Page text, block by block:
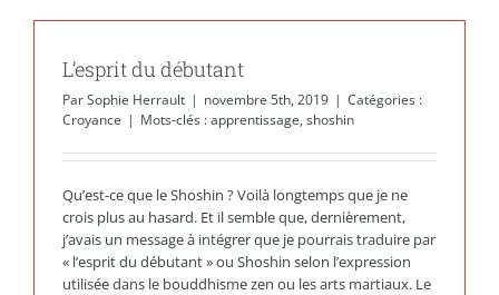
L’esprit du débutant
ParSophie Herrault | novembre 5th, 2019 | Catégories :
Croyance | Mots-clés :apprentissage, shoshin
Qu’est-ce que le Shoshin ? Voilà longtemps que je ne
crois plus au hasard. Et il semble que, dernièrement,
j’avais un message à intégrer que je pourrais traduire par
« l’esprit du débutant » ou Shoshin selon l’expression
utilisée dans le bouddhisme zen ou les arts martiaux. Le